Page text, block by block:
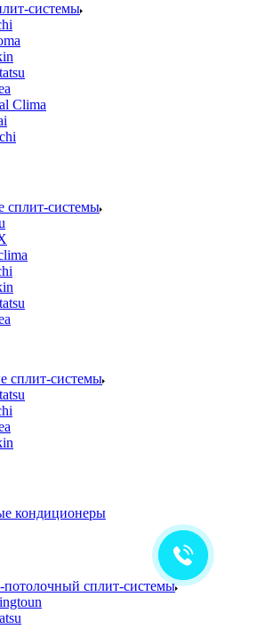
системы
Clima
сплит-системы
сплит-системы
кондиционеры
сплит-системы